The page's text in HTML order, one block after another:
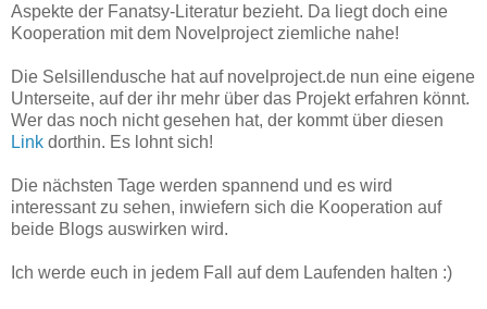
Aspekte der Fanatsy-Literatur bezieht. Da liegt doch eine
Kooperation mit dem Novelproject ziemliche nahe!
Die Selsillendusche hat auf novelproject.de nun eine eigene
Unterseite, auf der ihr mehr über das Projekt erfahren könnt.
Wer das noch nicht gesehen hat, der kommt über diesen
Link dorthin. Es lohnt sich!
Die nächsten Tage werden spannend und es wird
interessant zu sehen, inwiefern sich die Kooperation auf
beide Blogs auswirken wird.
Ich werde euch in jedem Fall auf dem Laufenden halten :)